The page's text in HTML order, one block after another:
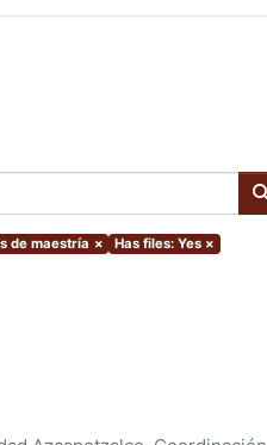
de maestría × Has files: Yes ×